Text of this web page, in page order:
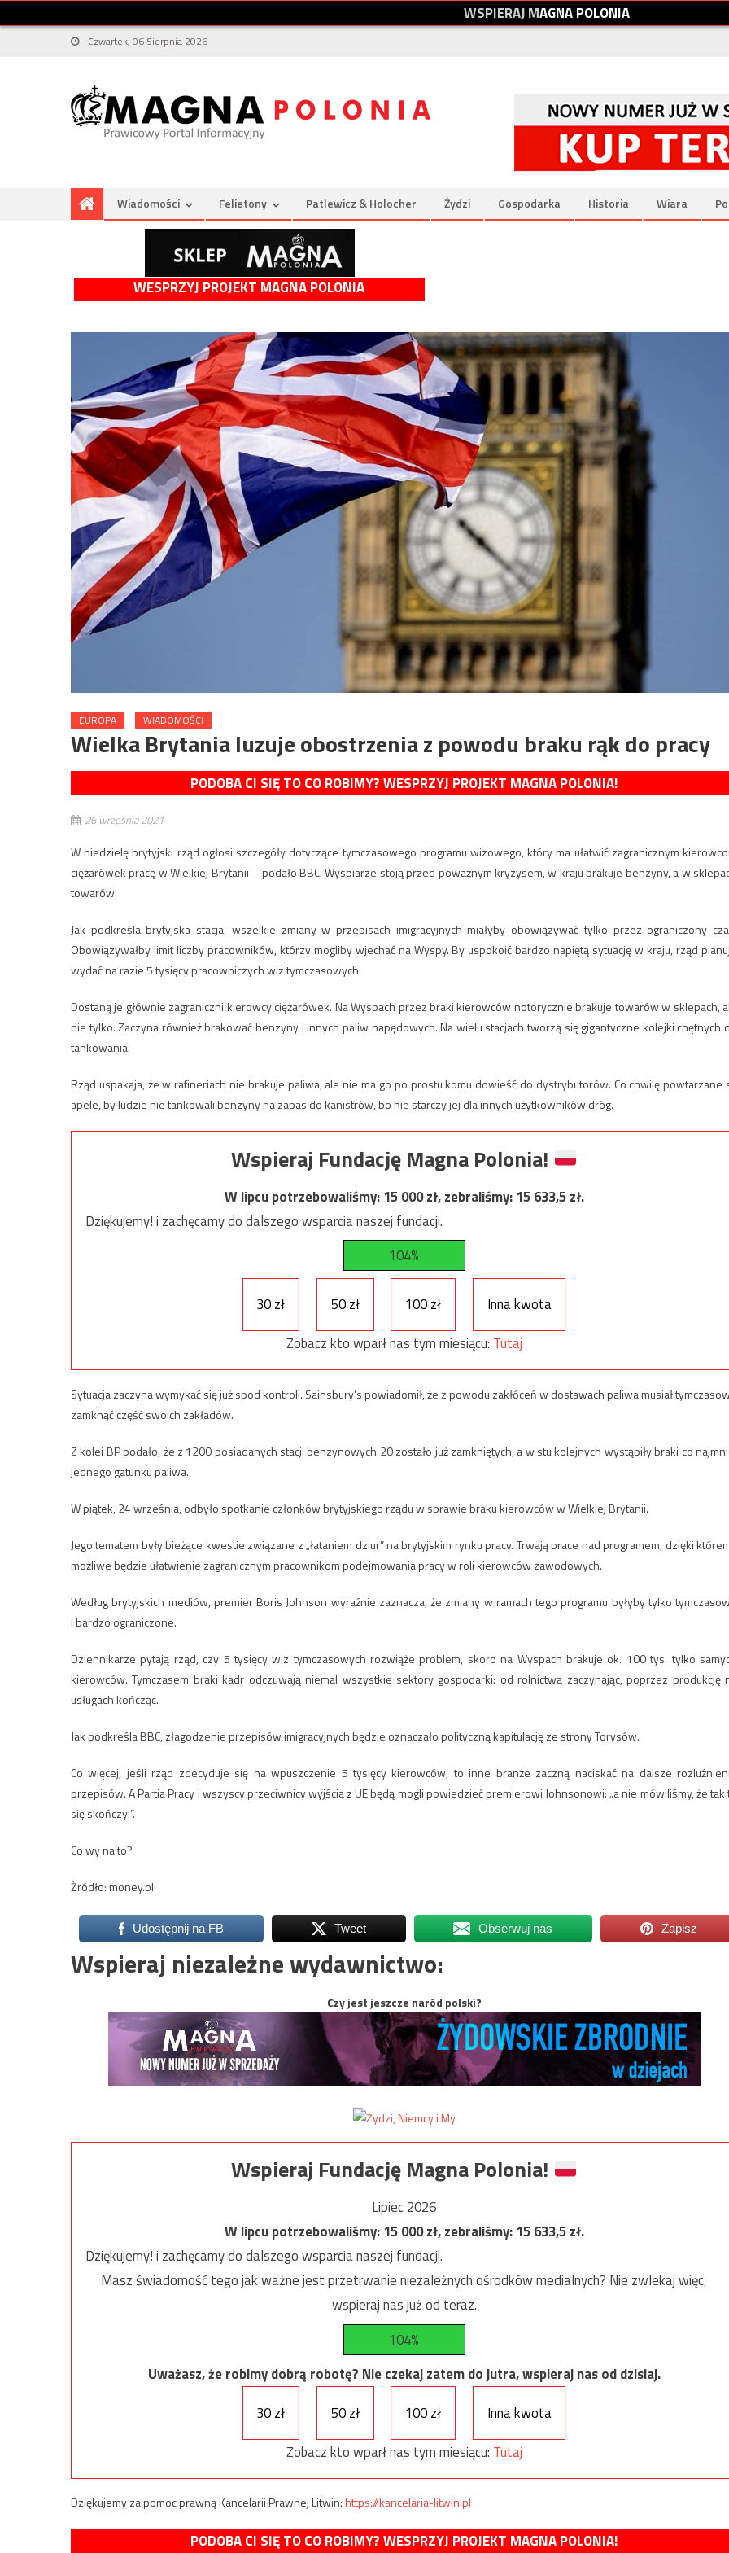
WSPIERAJMAGNAPOLONIA
Czwartek, 06 Sierpnia 2026
Wiadomości Felietony Patlewicz & Holocher Żydzi Gospodarka Historia Wiara
WESPRZYJ PROJEKT MAGNA POLONIA
EUROPA WIADOMOŚCI
Wielka Brytania luzuje obostrzenia z powodu braku rąk do pracy
PODOBA CI SIĘ TO CO ROBIMY? WESPRZYJ PROJEKT MAGNA POLONIA!
26 września 2021
W niedzielę brytyjski rząd ogłosi szczegóły dotyczące tymczasowego programu wizowego, który ma ułatwić zagranicznym
ciężarówek pracę w Wielkiej Brytanii – podało BBC. Wyspiarze stoją przed poważnym kryzysem, w kraju brakuje benzyny, a w
towarów.
Jak podkreśla brytyjska stacja, wszelkie zmiany w przepisach imigracyjnych miałyby obowiązywać tylko przez ograniczony
Obowiązywałby limit liczby pracowników, którzy mogliby wjechać na Wyspy. By uspokoić bardzo napiętą sytuację w kraju, rząd
wydać na razie 5 tysięcy pracowniczych wiz tymczasowych.
Dostaną je głównie zagraniczni kierowcy ciężarówek. Na Wyspach przez braki kierowców notorycznie brakuje towarów w sklepach,
nie tylko. Zaczyna również brakować benzyny i innych paliw napędowych. Na wielu stacjach tworzą się gigantyczne kolejki chętnych
tankowania.
Rząd uspakaja, że w rafineriach nie brakuje paliwa, ale nie ma go po prostu komu dowieść do dystrybutorów. Co chwilę powtarzane
apele, by ludzie nie tankowali benzyny na zapas do kanistrów, bo nie starczy jej dla innych użytkowników dróg.
Wspieraj Fundację Magna Polonia!
W lipcu potrzebowaliśmy:15 000zł, zebraliśmy:15 633,5zł.
Dziękujemy! i zachęcamy do dalszego wsparcia naszej fundacji.
104%
30 zł 50 zł 100 zł
Inna kwota
Zobacz kto wparł nas tym miesiącu: Tutaj
Sytuacja zaczyna wymykać się już spod kontroli. Sainsbury’s powiadomił, że z powodu zakłóceń w dostawach paliwa musiał
zamknąć część swoich zakładów.
Z kolei BP podało, że z 1200 posiadanych stacji benzynowych 20 zostało już zamkniętych, a w stu kolejnych wystąpiły braki co
jednego gatunku paliwa.
W piątek, 24 września, odbyło spotkanie członków brytyjskiego rządu w sprawie braku kierowców w Wielkiej Brytanii.
Jego tematem były bieżące kwestie związane z „łataniem dziur” na brytyjskim rynku pracy. Trwają prace nad programem, dzięki
możliwe będzie ułatwienie zagranicznym pracownikom podejmowania pracy w roli kierowców zawodowych.
Według brytyjskich mediów, premier Boris Johnson wyraźnie zaznacza, że zmiany w ramach tego programu byłyby tylko
i bardzo ograniczone.
Dziennikarze pytają rząd, czy 5 tysięcy wiz tymczasowych rozwiąże problem, skoro na Wyspach brakuje ok. 100 tys. tylko
kierowców. Tymczasem braki kadr odczuwają niemal wszystkie sektory gospodarki: od rolnictwa zaczynając, poprzez produkcję
usługach kończąc.
Jak podkreśla BBC, złagodzenie przepisów imigracyjnych będzie oznaczało polityczną kapitulację ze strony Torysów.
Co więcej, jeśli rząd zdecyduje się na wpuszczenie 5 tysięcy kierowców, to inne branże zaczną naciskać na dalsze
przepisów. A Partia Pracy i wszyscy przeciwnicy wyjścia z UE będą mogli powiedzieć premierowi Johnsonowi: „a nie mówiliśmy, że tak
się skończy!”.
Co wy na to?
Źródło: money.pl
Udostępnij na FB Tweet Obserwuj nas Zapisz
Wspieraj niezależne wydawnictwo:
Czy jest jeszcze naród polski?
Wspieraj Fundację Magna Polonia!
Lipiec 2026
W lipcu potrzebowaliśmy:15 000zł, zebraliśmy:15 633,5zł.
Dziękujemy! i zachęcamy do dalszego wsparcia naszej fundacji.
Masz świadomość tego jak ważne jest przetrwanie niezależnych ośrodków medialnych? Nie zwlekaj więc,
wspieraj nas już od teraz.
104%
Uważasz, że robimy dobrą robotę? Nie czekaj zatem do jutra, wspieraj nas od dzisiaj.
30 zł
50 zł 100 zł
Inna kwota
Zobacz kto wparł nas tym miesiącu: Tutaj
Dziękujemy za pomoc prawną Kancelarii Prawnej Litwin:https://kancelaria-litwin.pl
PODOBA CI SIĘ TO CO ROBIMY? WESPRZYJ PROJEKT MAGNA POLONIA!